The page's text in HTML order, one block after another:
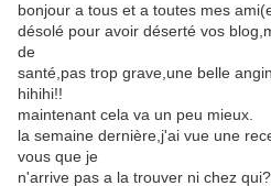
bonjour a tous et a toutes mes
désolé pour avoir déserté vos
de
santé,pas trop grave,une belle
hihihi!!
maintenant cela va un peu mieux.
la semaine dernière,j'ai vue une
vous que je
n'arrive pas a la trouver ni chez